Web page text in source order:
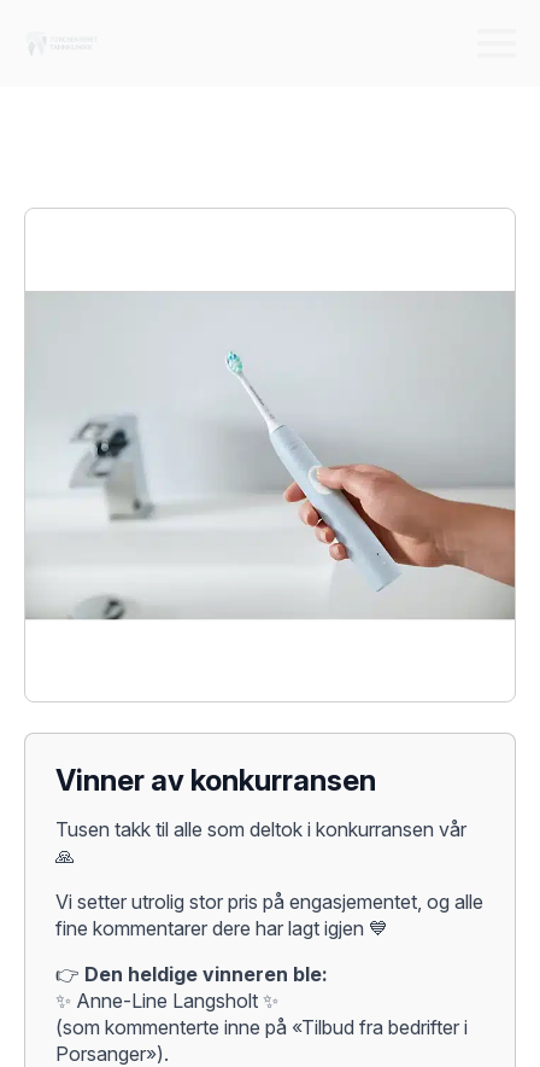
Vinner av konkurransen
Tusen takk til alle som deltok i konkurransen vår
🙏
Vi setter utrolig stor pris på engasjementet, og alle
fine kommentarer dere har lagt igjen 💙
👉 Den heldige vinneren ble:
✨ Anne-Line Langsholt ✨
(som kommenterte inne på «Tilbud fra bedrifter i
Porsanger»).